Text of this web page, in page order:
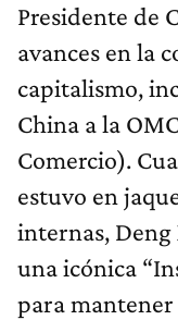
Presidente de
avances en la
capitalismo,
China a la
Comercio).
estuvo en
internas,
una icónica
para